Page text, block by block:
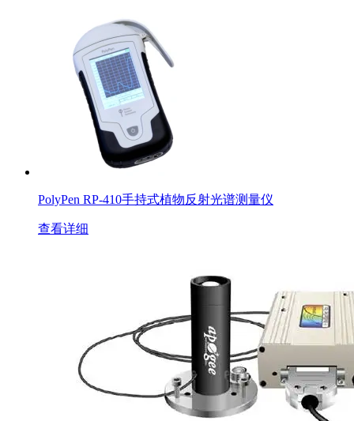
PolyPen RP-410手持式植物反射光谱测量仪
查看详细